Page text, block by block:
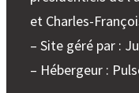
et Charles-
– Site géré par :
– Hébergeur :